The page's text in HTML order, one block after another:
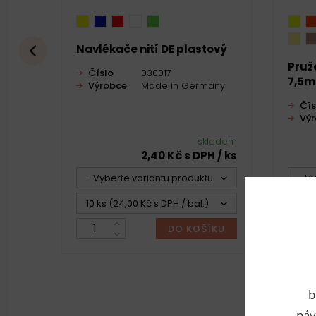
Navlékače nití DE plastový
Číslo
030017
Výrobce
Made in Germany
skladem
2,40 Kč s DPH / ks
- Vyberte variantu produktu -
10 ks (24,00 Kč s DPH / bal.)
DO KOŠÍKU
-